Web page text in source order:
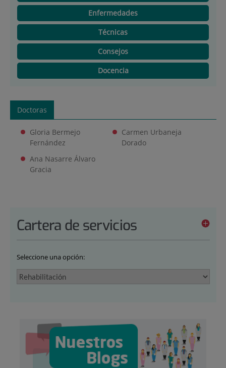
Enfermedades
Técnicas
Consejos
Docencia
Doctoras
Gloria Bermejo
Fernández
Carmen Urbaneja
Dorado
Ana Nasarre Álvaro
Gracia
Cartera de servicios
Seleccione una opción: